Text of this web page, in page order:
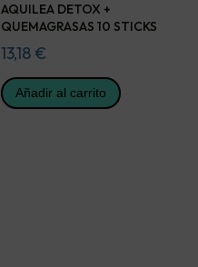
AQUILEA DETOX +
QUEMAGRASAS 10 STICKS
13,18 €
Añadir al carrito